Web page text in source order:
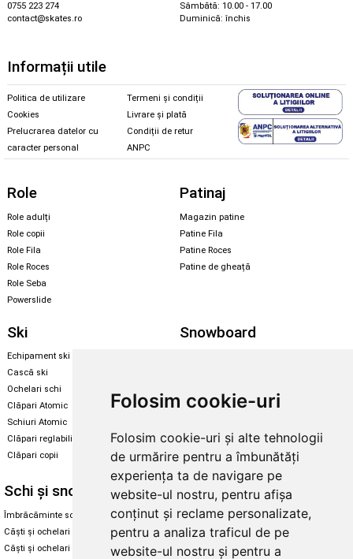
Folosim cookie-uri
Folosim cookie-uri și alte tehnologii
de urmărire pentru a îmbunătăți
experiența ta de navigare pe
website-ul nostru, pentru afișa
conținut și reclame personalizate,
pentru a analiza traficul de pe
website-ul nostru și pentru a
0755 223 274
contact@skates.ro
Sâmbătă: 10.00 - 17.00
Duminică: închis
Informații utile
Politica de utilizare
Cookies
Prelucrarea datelor cu
caracter personal
Termeni și condiții
Livrare și plată
Condiții de retur
ANPC
Role
Role adulți
Role copii
Role Fila
Role Roces
Role Seba
Powerslide
Patinaj
Magazin patine
Patine Fila
Patine Roces
Patine de gheață
Ski
Echipament ski
Cască ski
Ochelari schi
Clăpari Atomic
Schiuri Atomic
Clăpari reglabili
Clăpari copii
Snowboard
Santa Cruz
Enuff Skateboards
Schi și snowboard
Îmbrăcăminte schi și snowboard
Căști și ochelari de iarnă
Căști și ochelari Alpina
Diverse
Cum aleg rolele
Cum aleg ochelarii
Ochelari de soare Oakley